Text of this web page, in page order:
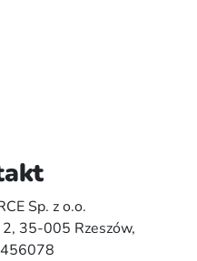
Sp. z o.o.
2, 35-005 Rzeszów,